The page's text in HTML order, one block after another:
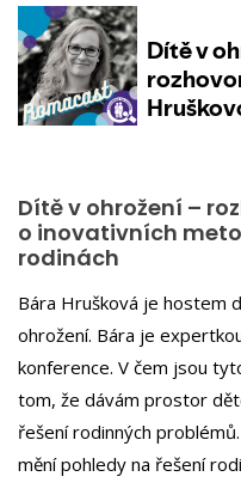
Dítě v ohrožení –
o inovativních
rodinách
Bára Hrušková je hostem
ohrožení. Bára je
konference. V čem jsou
tom, že dávám prostor
řešení rodinných
mění pohledy na řešení